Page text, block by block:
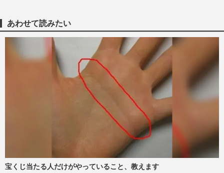
三谷幸喜ドラマ『もしがく』が裏番組に全
敗、秋ドラマ“大物脚本家のオワコン化“と
新人抜擢作品が好調な背…
週刊女性PRIME
佐野勇斗が劇場版『トリリオンゲーム』に
出演、共演のSnowMan目黒蓮との記念す
べき“最初の食事”は牛丼店
週刊女性2025年2月18日・25日号
今週発売『週刊女性』2/18・25合併号の表
紙と中身はコチラ！
週刊女性本誌からのお知らせ
あわせて読みたい
宝くじ当たる人だけがやっていること、教えます